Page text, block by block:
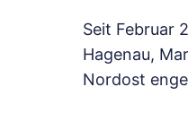
Seit Februar
Hagenau,
Nordost